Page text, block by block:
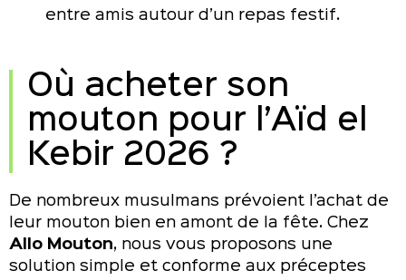
entre amis autour d’un repas festif.
Où acheter son
mouton pour l’Aïd el
Kebir 2026 ?
De nombreux musulmans prévoient l’achat de
leur mouton bien en amont de la fête. Chez
Allo Mouton, nous vous proposons une
solution simple et conforme aux préceptes